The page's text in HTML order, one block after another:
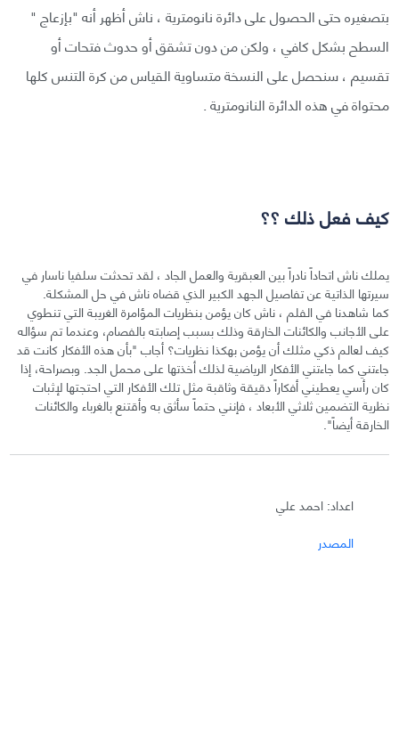
بتصغيره حتى الحصول على دائرة نانومترية ، ناش أظهر أنه "بإزعاج "
السطح بشكل كافي ، ولكن من دون تشقق أو حدوث فتحات أو
تقسيم ، سنحصل على النسخة متساوية القياس من كرة التنس كلها
محتواة في هذه الدائرة النانومترية .
كيف فعل ذلك ؟؟
يملك ناش اتحاداً نادراً بين العبقرية والعمل الجاد ، لقد تحدثت سلفيا ناسار في
سيرتها الذاتية عن تفاصيل الجهد الكبير الذي قضاه ناش في حل المشكلة.
كما شاهدنا في الفلم ، ناش كان يؤمن بنظريات المؤامرة الغريبة التي تنطوي
على الأجانب والكائنات الخارقة وذلك بسبب إصابته بالفصام، وعندما تم سؤاله
كيف لعالم ذكي مثلك أن يؤمن بهكذا نظريات؟ أجاب "بأن هذه الأفكار كانت قد
جاءتني كما جاءتني الأفكار الرياضية لذلك أخذتها على محمل الجد. وبصراحة، إذا
كان رأسي يعطيني أفكاراً دقيقة وثاقبة مثل تلك الأفكار التي احتجتها لإثبات
نظرية التضمين ثلاثي الأبعاد ، فإنني حتماً سأثق به وأقتنع بالغرباء والكائنات
الخارقة أيضاً".
اعداد: احمد علي
المصدر